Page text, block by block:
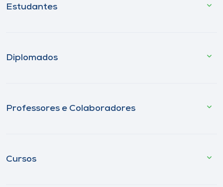
Estudantes
Diplomados
Professores e Colaboradores
Cursos